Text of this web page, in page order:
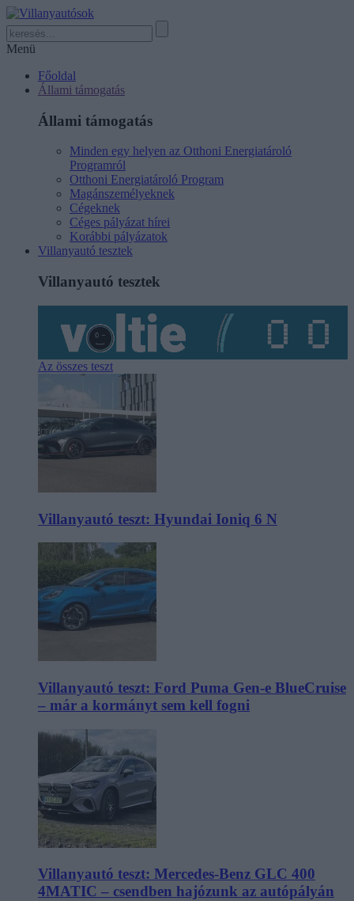
Menü
Főoldal
Állami támogatás
Állami támogatás
Minden egy helyen az Otthoni Energiatároló
Programról
Otthoni Energiatároló Program
Magánszemélyeknek
Cégeknek
Céges pályázat hírei
Korábbi pályázatok
Villanyautó tesztek
Villanyautó tesztek
Az összes teszt
Villanyautó teszt: Hyundai Ioniq 6 N
Villanyautó teszt: Ford Puma Gen-e BlueCruise
– már a kormányt sem kell fogni
Villanyautó teszt: Mercedes-Benz GLC 400
4MATIC – csendben hajózunk az autópályán